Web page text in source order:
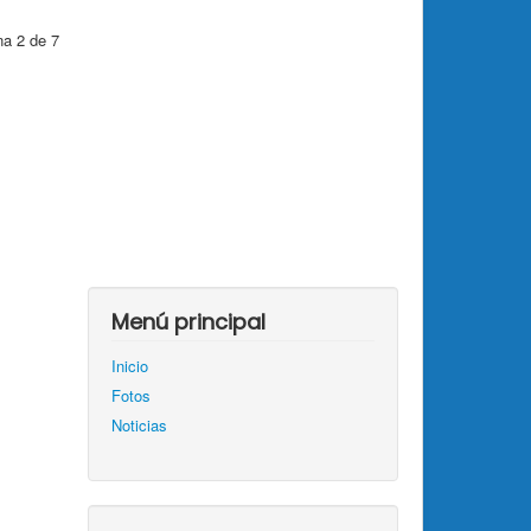
2 de 7
Menú principal
Inicio
Fotos
Noticias